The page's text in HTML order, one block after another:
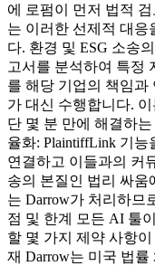
에 로펌이 먼저 법적
는 이러한 선제적 대응
다. 환경 및 ESG 소송
고서를 분석하여 특정
를 해당 기업의 책임과
가 대신 수행합니다.
단 몇 분 만에 해결하
율화: PlaintiffLink 기
연결하고 이들과의 커
송의 본질인 법리 싸움
는 Darrow가 처리하므
점 및 한계 모든 AI 툴
할 몇 가지 제약 사항
재 Darrow는 미국 법